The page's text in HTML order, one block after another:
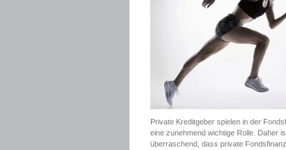
Private Kreditgeber spielen in der
eine zunehmend wichtige Rolle. Daher
überraschend, dass private